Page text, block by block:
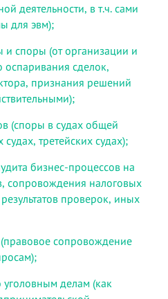
деятельности, в т.ч. сами
для эвм);
споры (от организации и
сделок,
признания решений
(споры в судах общей
третейских судах);
бизнес-процессов на
сопровождения налоговых
проверок, иных
сопровождение
делам (как